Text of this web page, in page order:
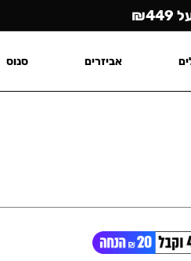
אביזרים סנוס